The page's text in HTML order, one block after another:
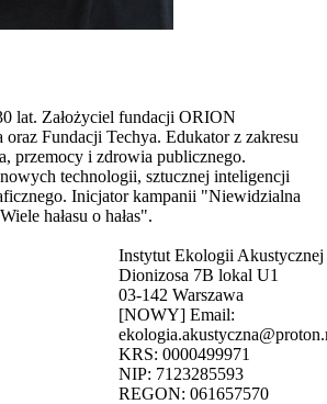
lat. Założyciel fundacji ORION
oraz Fundacji Techya. Edukator z zakresu
przemocy i zdrowia publicznego.
technologii, sztucznej inteligencji
Inicjator kampanii "Niewidzialna
hałasu o hałas".
Instytut Ekologii Akustycznej
Dionizosa 7B lokal U1
03-142 Warszawa
[NOWY] Email:
KRS: 0000499971
NIP: 7123285593
REGON: 061657570